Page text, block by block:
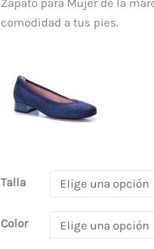
Zapato para Mujer de la
comodidad a tus pies.
Talla
Color
cantidad